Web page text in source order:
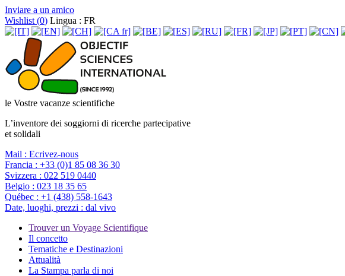
Inviare a un amico
Wishlist (0) Lingua : FR
le Vostre vacanze scientifiche
L’inventore dei soggiorni di ricerche partecipative
et solidali
Mail : Ecrivez-nous
Francia : +33 (0)1 85 08 36 30
Svizzera : 022 519 0440
Belgio : 023 18 35 65
Québec : +1 (438) 558-1643
Date, luoghi, prezzi : dal vivo
Trouver un Voyage Scientifique
Il concetto
Tematiche e Destinazioni
Attualità
La Stampa parla di noi